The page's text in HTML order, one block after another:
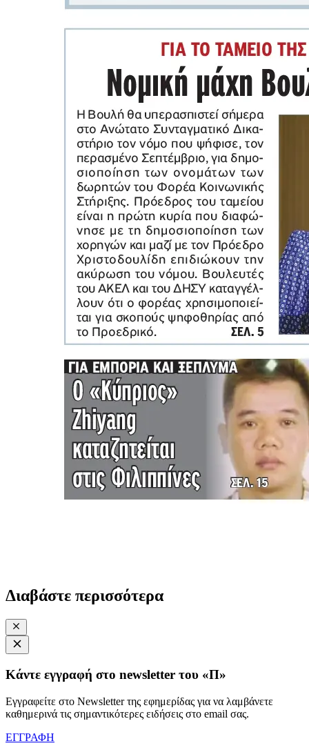
Διαβάστε περισσότερα
Κάντε εγγραφή στο newsletter του «Π»
Εγγραφείτε στο Newsletter της εφημερίδας για να λαμβάνετε
καθημερινά τις σημαντικότερες ειδήσεις στο email σας.
ΕΓΓΡΑΦΗ